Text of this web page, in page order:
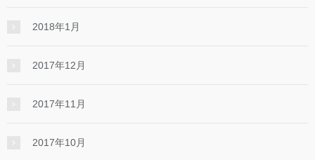
2018年1月
2017年12月
2017年11月
2017年10月